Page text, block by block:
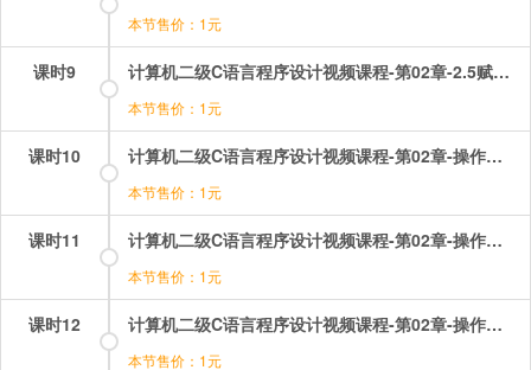
本节售价：1元
课时9 计算机二级C语言程序设计视频课程-第02章-2.5赋值表达式和自加、自减运算符和逗号.mp4
本节售价：1元
课时10 计算机二级C语言程序设计视频课程-第02章-操作：标识符选择题讲解.mp4
本节售价：1元
课时11 计算机二级C语言程序设计视频课程-第02章-操作：表达式选择题讲解（1）.mp4
本节售价：1元
课时12 计算机二级C语言程序设计视频课程-第02章-操作：表达式选择题讲解（2）.mp4
本节售价：1元